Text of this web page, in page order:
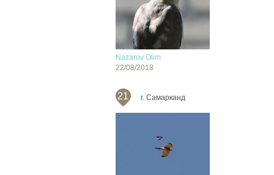
Nazarov Olim
22/08/2018
21 г. Самарканд